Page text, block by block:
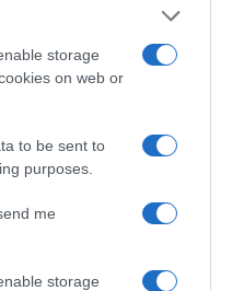
storage
on web or
to be sent to
purposes.
me
storage
μας
ιστορίες,
και ένας